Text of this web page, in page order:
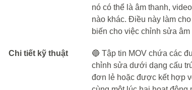
nó có thể là âm thanh,
nào khác. Điều này làm
biến cho việc chỉnh sửa
Chi tiết kỹ thuật
🔵 Tập tin MOV chứa các
chỉnh sửa dưới dạng cấu
đơn lẻ hoặc được kết hợp